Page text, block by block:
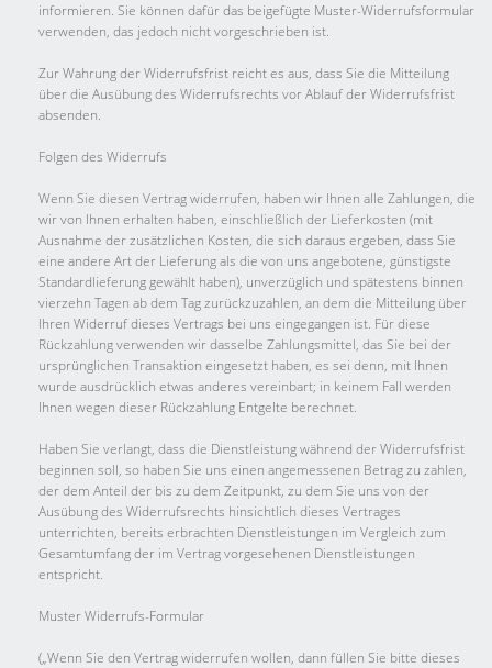
informieren. Sie können dafür das beigefügte Muster-Widerrufsformular
verwenden, das jedoch nicht vorgeschrieben ist.
Zur Wahrung der Widerrufsfrist reicht es aus, dass Sie die Mitteilung
über die Ausübung des Widerrufsrechts vor Ablauf der Widerrufsfrist
absenden.
Folgen des Widerrufs
Wenn Sie diesen Vertrag widerrufen, haben wir Ihnen alle Zahlungen, die
wir von Ihnen erhalten haben, einschließlich der Lieferkosten (mit
Ausnahme der zusätzlichen Kosten, die sich daraus ergeben, dass Sie
eine andere Art der Lieferung als die von uns angebotene, günstigste
Standardlieferung gewählt haben), unverzüglich und spätestens binnen
vierzehn Tagen ab dem Tag zurückzuzahlen, an dem die Mitteilung über
Ihren Widerruf dieses Vertrags bei uns eingegangen ist. Für diese
Rückzahlung verwenden wir dasselbe Zahlungsmittel, das Sie bei der
ursprünglichen Transaktion eingesetzt haben, es sei denn, mit Ihnen
wurde ausdrücklich etwas anderes vereinbart; in keinem Fall werden
Ihnen wegen dieser Rückzahlung Entgelte berechnet.
Haben Sie verlangt, dass die Dienstleistung während der Widerrufsfrist
beginnen soll, so haben Sie uns einen angemessenen Betrag zu zahlen,
der dem Anteil der bis zu dem Zeitpunkt, zu dem Sie uns von der
Ausübung des Widerrufsrechts hinsichtlich dieses Vertrages
unterrichten, bereits erbrachten Dienstleistungen im Vergleich zum
Gesamtumfang der im Vertrag vorgesehenen Dienstleistungen
entspricht.
Muster Widerrufs-Formular
(„Wenn Sie den Vertrag widerrufen wollen, dann füllen Sie bitte dieses